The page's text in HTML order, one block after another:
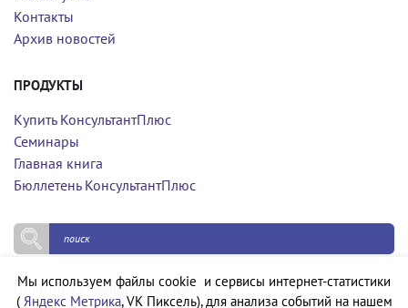
Контакты
Архив новостей
ПРОДУКТЫ
Купить КонсультантПлюс
Семинары
Главная книга
Бюллетень КонсультантПлюс
Политика конфиденциальности
Мы используем файлы cookie и сервисы интернет-статистики
( Яндекс Метрика, VK Пиксель), для анализа событий на нашем